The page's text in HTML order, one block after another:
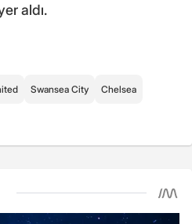
aldı.
Swansea City Chelsea